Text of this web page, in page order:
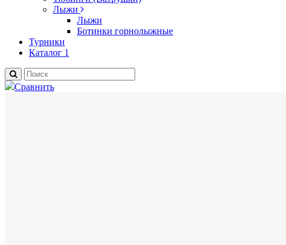
Лыжи
Лыжи
Ботинки горнолыжные
Турники
Каталог 1
Сравнить